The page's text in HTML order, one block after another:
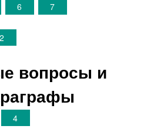
6 7
2
вопросы и
4